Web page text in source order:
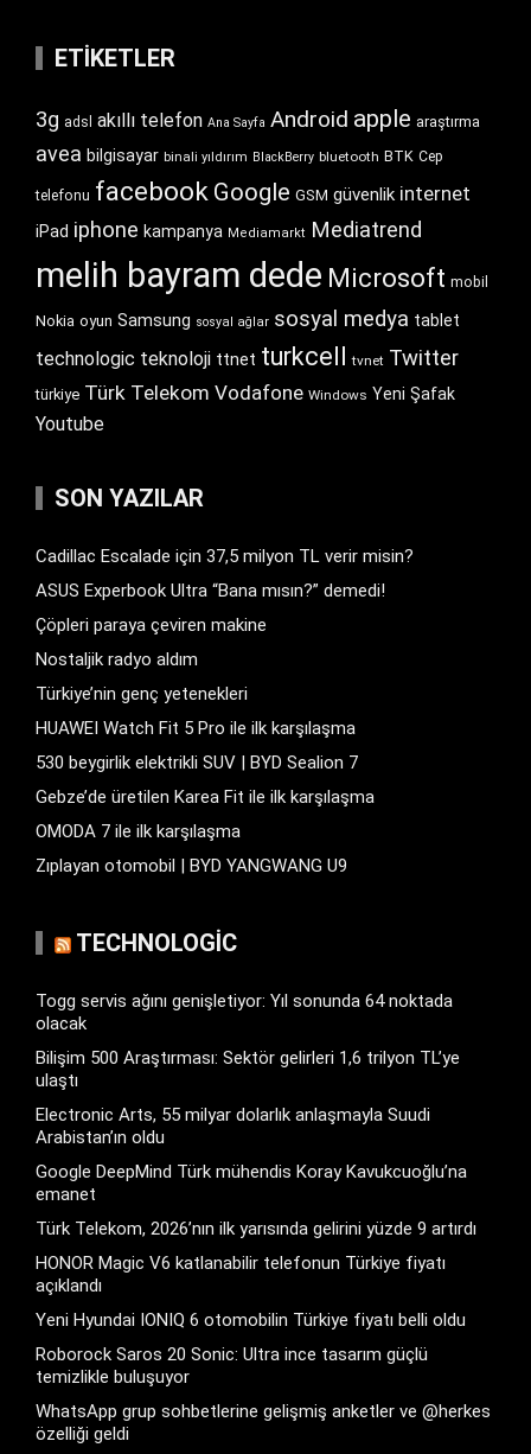
ETIKETLER
3g adsl akıllı telefon Ana Sayfa Android apple araştırma
avea bilgisayar binali yıldırım BlackBerry bluetooth BTK Cep
telefonu facebook Google GSM güvenlik internet
iPad iphone kampanya Mediamarkt Mediatrend
melih bayram dede Microsoft mobil
Nokia oyun Samsung sosyal ağlar sosyal medya tablet
technologic teknoloji ttnet turkcell tvnet Twitter
türkiye Türk Telekom Vodafone Windows Yeni Şafak
Youtube
SON YAZILAR
Cadillac Escalade için 37,5 milyon TL verir misin?
ASUS Experbook Ultra “Bana mısın?” demedi!
Çöpleri paraya çeviren makine
Nostaljik radyo aldım
Türkiye’nin genç yetenekleri
HUAWEI Watch Fit 5 Pro ile ilk karşılaşma
530 beygirlik elektrikli SUV | BYD Sealion 7
Gebze’de üretilen Karea Fit ile ilk karşılaşma
OMODA 7 ile ilk karşılaşma
Zıplayan otomobil | BYD YANGWANG U9
TECHNOLOGIC
Togg servis ağını genişletiyor: Yıl sonunda 64 noktada
olacak
Bilişim 500 Araştırması: Sektör gelirleri 1,6 trilyon TL’ye
ulaştı
Electronic Arts, 55 milyar dolarlık anlaşmayla Suudi
Arabistan’ın oldu
Google DeepMind Türk mühendis Koray Kavukcuoğlu’na
emanet
Türk Telekom, 2026’nın ilk yarısında gelirini yüzde 9 artırdı
HONOR Magic V6 katlanabilir telefonun Türkiye fiyatı
açıklandı
Yeni Hyundai IONIQ 6 otomobilin Türkiye fiyatı belli oldu
Roborock Saros 20 Sonic: Ultra ince tasarım güçlü
temizlikle buluşuyor
WhatsApp grup sohbetlerine gelişmiş anketler ve @herkes
özelliği geldi